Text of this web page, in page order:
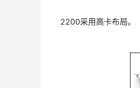
2200采用高卡布局。